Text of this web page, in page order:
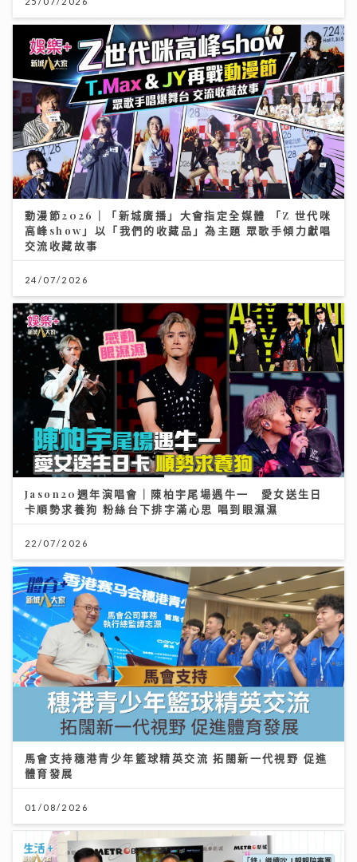
動漫節2026｜「新城廣播」大會指定全媒體 「Z 世代咪
高峰show」以「我們的收藏品」為主題 眾歌手傾力獻唱
交流收藏故事
24/07/2026
Jason20週年演唱會｜陳柏宇尾場遇牛一 愛女送生日
卡順勢求養狗 粉絲台下排字滿心思 唱到眼濕濕
22/07/2026
馬會支持穗港青少年籃球精英交流 拓闊新一代視野 促進
體育發展
01/08/2026